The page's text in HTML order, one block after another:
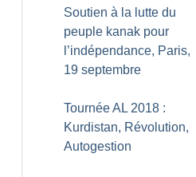
Soutien à la lutte du
peuple kanak pour
l’indépendance, Paris,
19 septembre
Tournée AL 2018 :
Kurdistan, Révolution,
Autogestion